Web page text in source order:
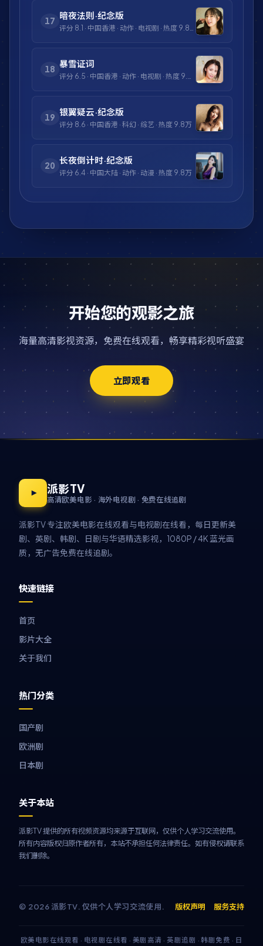
17
暗夜法则·纪念版
评分 8.1 · 中国香港 · 动作 · 电视剧 · 热度 9.8万
18
暴雪证词
评分 6.5 · 中国香港 · 动作 · 电视剧 · 热度 9.8万
19
银翼疑云·纪念版
评分 8.6 · 中国香港 · 科幻 · 综艺 · 热度 9.8万
20
长夜倒计时·纪念版
评分 6.4 · 中国大陆 · 动作 · 动漫 · 热度 9.8万
开始您的观影之旅
海量高清影视资源，免费在线观看，畅享精彩视听盛宴
立即观看
派影TV
高清欧美电影 · 海外电视剧 · 免费在线追剧
派影TV 专注欧美电影在线观看与电视剧在线看，每日更新美
剧、英剧、韩剧、日剧与华语精选影视，1080P / 4K 蓝光画
质，无广告免费在线追剧。
快速链接
首页
影片大全
关于我们
热门分类
国产剧
欧洲剧
日本剧
关于本站
派影TV 提供的所有视频资源均来源于互联网，仅供个人学习交流使用。
所有内容版权归原作者所有，本站不承担任何法律责任。如有侵权请联系
我们删除。
© 2026 派影TV. 仅供个人学习交流使用. 版权声明 服务支持
欧美电影在线观看 · 电视剧在线看 · 美剧高清 · 英剧追剧 · 韩剧免费 · 日